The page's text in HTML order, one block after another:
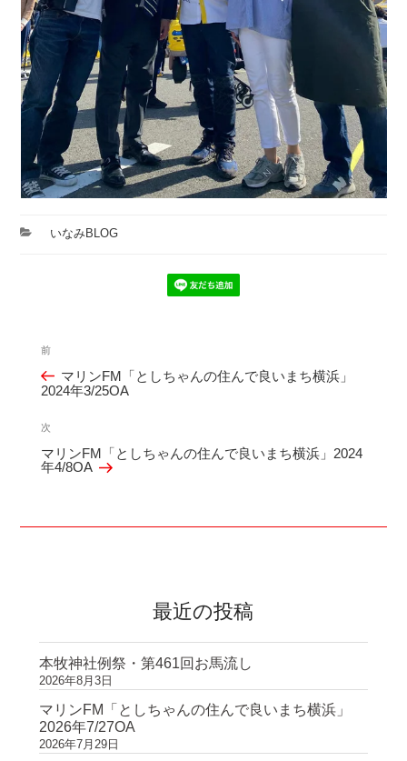
カ
いなみBLOG
ナ
ー
過
去
投
稿
前
マリンFM「としちゃんの住んで良いまち横浜」
2024年3/25OA
次
の
次
マリンFM「としちゃんの住んで良いまち横浜」2024
年4/8OA
最近の投稿
本牧神社例祭・第461回お馬流し
2026年8月3日
マリンFM「としちゃんの住んで良いまち横浜」
2026年7/27OA
2026年7月29日